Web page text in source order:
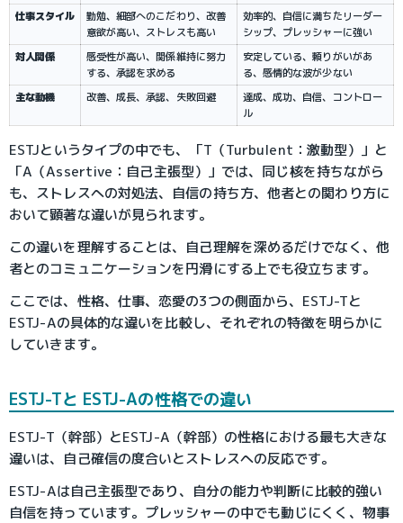
仕事スタイル
勤勉、細部へのこだわり、改善
意欲が高い、ストレスも高い
効率的、自信に満ちたリーダー
シップ、プレッシャーに強い
対人関係
感受性が高い、関係維持に努力
する、承認を求める
安定している、頼りがいがあ
る、感情的な波が少ない
主な動機
改善、成長、承認、失敗回避
達成、成功、自信、コントロー
ル
ESTJというタイプの中でも、「T（Turbulent：激動型）」と
「A（Assertive：自己主張型）」では、同じ核を持ちながら
も、ストレスへの対処法、自信の持ち方、他者との関わり方に
おいて顕著な違いが見られます。
この違いを理解することは、自己理解を深めるだけでなく、他
者とのコミュニケーションを円滑にする上でも役立ちます。
ここでは、性格、仕事、恋愛の3つの側面から、ESTJ-Tと
ESTJ-Aの具体的な違いを比較し、それぞれの特徴を明らかに
していきます。
ESTJ-Tと ESTJ-Aの性格での違い
ESTJ-T（幹部）とESTJ-A（幹部）の性格における最も大きな
違いは、自己確信の度合いとストレスへの反応です。
ESTJ-Aは自己主張型であり、自分の能力や判断に比較的強い
自信を持っています。プレッシャーの中でも動じにくく、物事